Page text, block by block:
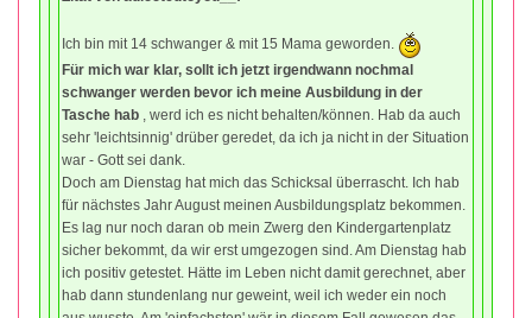
Ich bin mit 14 schwanger & mit 15 Mama geworden.
Für mich war klar, sollt ich jetzt irgendwann nochmal
schwanger werden bevor ich meine Ausbildung in der
Tasche hab
, werd ich es nicht behalten/können. Hab da auch
sehr 'leichtsinnig' drüber geredet, da ich ja nicht in der Situation
war - Gott sei dank.
Doch am Dienstag hat mich das Schicksal überrascht. Ich hab
für nächstes Jahr August meinen Ausbildungsplatz bekommen.
Es lag nur noch daran ob mein Zwerg den Kindergartenplatz
sicher bekommt, da wir erst umgezogen sind. Am Dienstag hab
ich positiv getestet. Hätte im Leben nicht damit gerechnet, aber
hab dann stundenlang nur geweint, weil ich weder ein noch